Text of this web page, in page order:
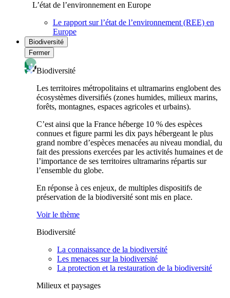
L’état de l’environnement en Europe
Le rapport sur l’état de l’environnement (REE) en
Europe
Biodiversité
Fermer
Biodiversité
Les territoires métropolitains et ultramarins englobent des
écosystèmes diversifiés (zones humides, milieux marins,
forêts, montagnes, espaces agricoles et urbains).
C’est ainsi que la France héberge 10 % des espèces
connues et figure parmi les dix pays hébergeant le plus
grand nombre d’espèces menacées au niveau mondial, du
fait des pressions exercées par les activités humaines et de
l’importance de ses territoires ultramarins répartis sur
l’ensemble du globe.
En réponse à ces enjeux, de multiples dispositifs de
préservation de la biodiversité sont mis en place.
Voir le thème
Biodiversité
La connaissance de la biodiversité
Les menaces sur la biodiversité
La protection et la restauration de la biodiversité
Milieux et paysages